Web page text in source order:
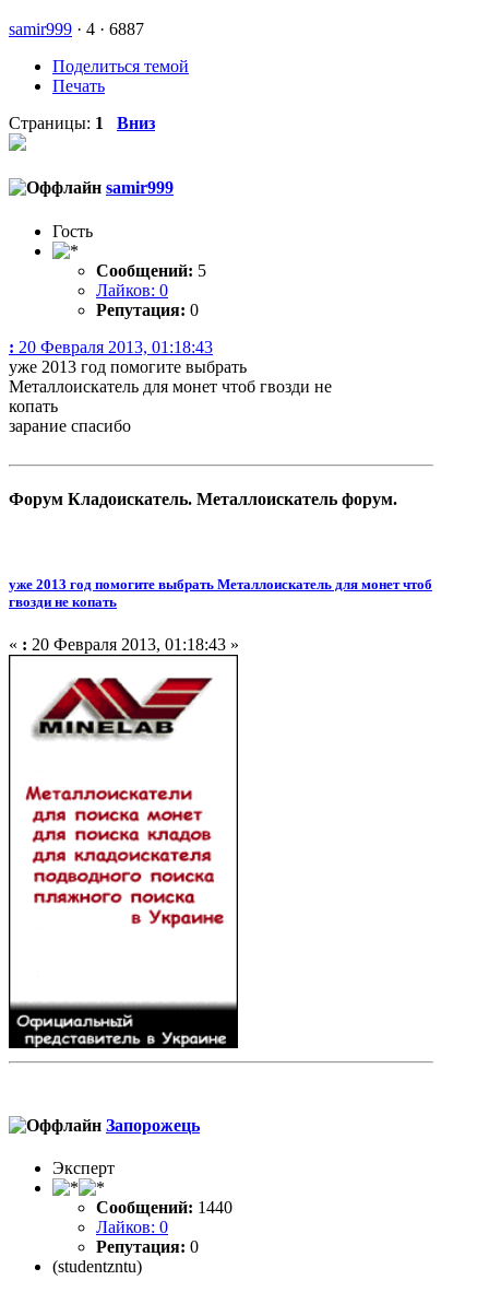
samir999 · 4 · 6887
Поделиться темой
Печать
Страницы: 1 Вниз
samir999
Гость
Сообщений: 5
Лайков: 0
Репутация: 0
: 20 Февраля 2013, 01:18:43
уже 2013 год помогите выбрать
Металлоискатель для монет чтоб гвозди не
копать
зарание спасибо
Форум Кладоискатель. Металлоискатель форум.
уже 2013 год помогите выбрать Металлоискатель для монет чтоб
гвозди не копать
« : 20 Февраля 2013, 01:18:43 »
Запорожець
Эксперт
Сообщений: 1440
Лайков: 0
Репутация: 0
(studentzntu)